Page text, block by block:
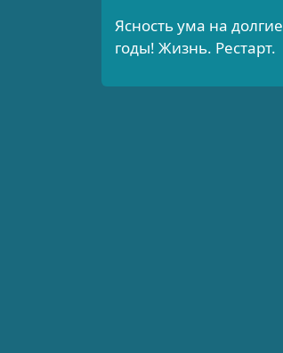
Ясность ума на долгие
годы! Жизнь. Рестарт.